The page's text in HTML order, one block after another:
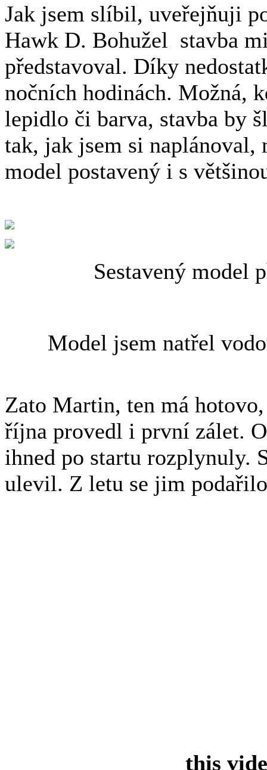
Jak jsem slíbil, uveřejňuji
Hawk D. Bohužel stavba
představoval. Díky
nočních hodinách. Možná,
lepidlo či barva, stavba by
tak, jak jsem si
model postavený i s
Sestavený model
Model jsem natřel
Zato Martin, ten má
října provedl i první zálet.
ihned po startu rozplynuly.
ulevil. Z letu se jim
this